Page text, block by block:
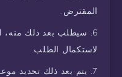
المقترض.
سيطلب بعد ذلك منه،
لاستكمال الطلب.
يتم بعد ذلك تحديد